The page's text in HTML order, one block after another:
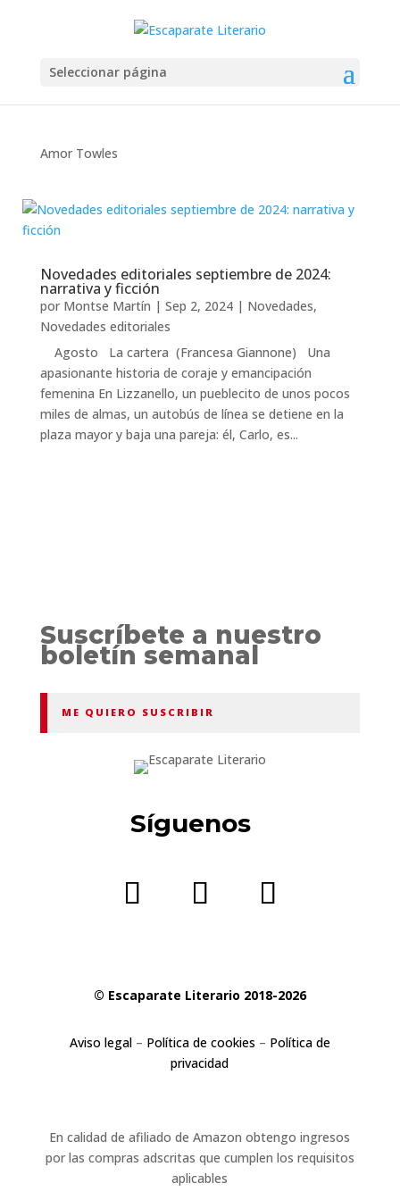
Seleccionar página
Amor Towles
Novedades editoriales septiembre de 2024:
narrativa y ficción
por Montse Martín | Sep 2, 2024| Novedades,
Novedades editoriales
Agosto La cartera (Francesa Giannone) Una
apasionante historia de coraje y emancipación
femenina En Lizzanello, un pueblecito de unos pocos
miles de almas, un autobús de línea se detiene en la
plaza mayor y baja una pareja: él, Carlo, es...
Suscríbete a nuestro
boletín semanal
ME QUIERO SUSCRIBIR
Síguenos
© Escaparate Literario 2018-2026
Aviso legal– Política de cookies – Política de
privacidad
En calidad de afiliado de Amazon obtengo ingresos
por las compras adscritas que cumplen los requisitos
aplicables